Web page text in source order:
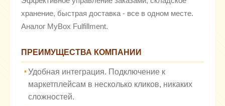
хранение, быстрая доставка - все в одном месте.
Аналог MyBox Fulfillment.
ПРЕИМУЩЕСТВА КОМПАНИИ
Удобная интеграция. Подключение к
маркетплейсам в несколько кликов, никаких
сложностей.